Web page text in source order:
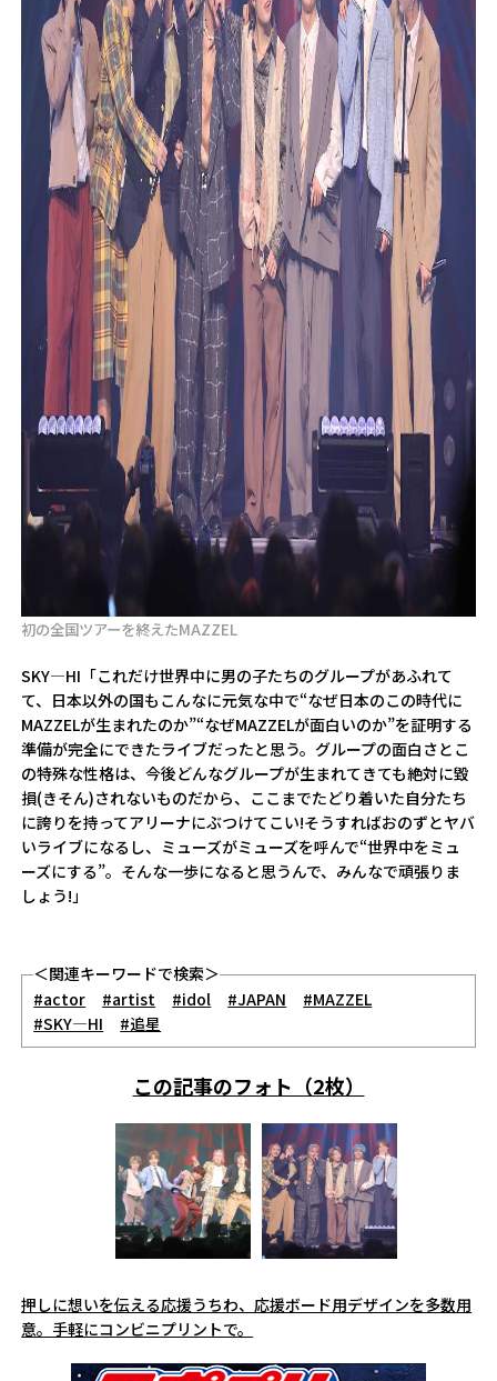
初の全国ツアーを終えたMAZZEL
SKY―HI「これだけ世界中に男の子たちのグループがあふれて
て、日本以外の国もこんなに元気な中で“なぜ日本のこの時代に
MAZZELが生まれたのか”“なぜMAZZELが面白いのか”を証明する
準備が完全にできたライブだったと思う。グループの面白さとこ
の特殊な性格は、今後どんなグループが生まれてきても絶対に毀
損(きそん)されないものだから、ここまでたどり着いた自分たち
に誇りを持ってアリーナにぶつけてこい!そうすればおのずとヤバ
いライブになるし、ミューズがミューズを呼んで“世界中をミュ
ーズにする”。そんな一歩になると思うんで、みんなで頑張りま
しょう!」
＜関連キーワードで検索＞
#actor
#artist #idol #JAPAN
#MAZZEL
#SKY―HI
#追星
この記事のフォト（2枚）
押しに想いを伝える応援うちわ、応援ボード用デザインを多数用
意。手軽にコンビニプリントで。